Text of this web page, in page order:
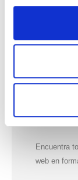
Soft
Wave
Encuentra
web en